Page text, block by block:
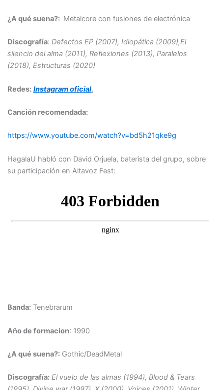
¿A qué suena?: Metalcore con fusiones de electrónica
Discografía: Defectos EP (2007), Idiopática (2009),El
silencio del alma (2011), Reflexiones (2013), Paralelos
(2018), Estructuras (2020)
Redes: Instagram oficial.
Canción recomendada:
https://www.youtube.com/watch?v=bd5h21qke9g
HagalaU habló con David Orjuela, baterista del grupo, sobre
su participación en Altavoz Fest:
Banda:Tenebrarum
Año de formacion: 1990
¿A qué suena?:Gothic/DeadMetal
Discografía: El vuelo de las almas (1994), Blood & Tears